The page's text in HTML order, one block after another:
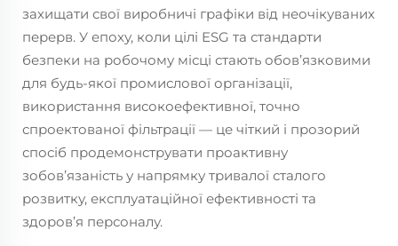
захищати свої виробничі графіки від неочікуваних
перерв. У епоху, коли цілі ESG та стандарти
безпеки на робочому місці стають обов’язковими
для будь-якої промислової організації,
використання високоефективної, точно
спроектованої фільтрації — це чіткий і прозорий
спосіб продемонструвати проактивну
зобов’язаність у напрямку тривалої сталого
розвитку, експлуатаційної ефективності та
здоров’я персоналу.